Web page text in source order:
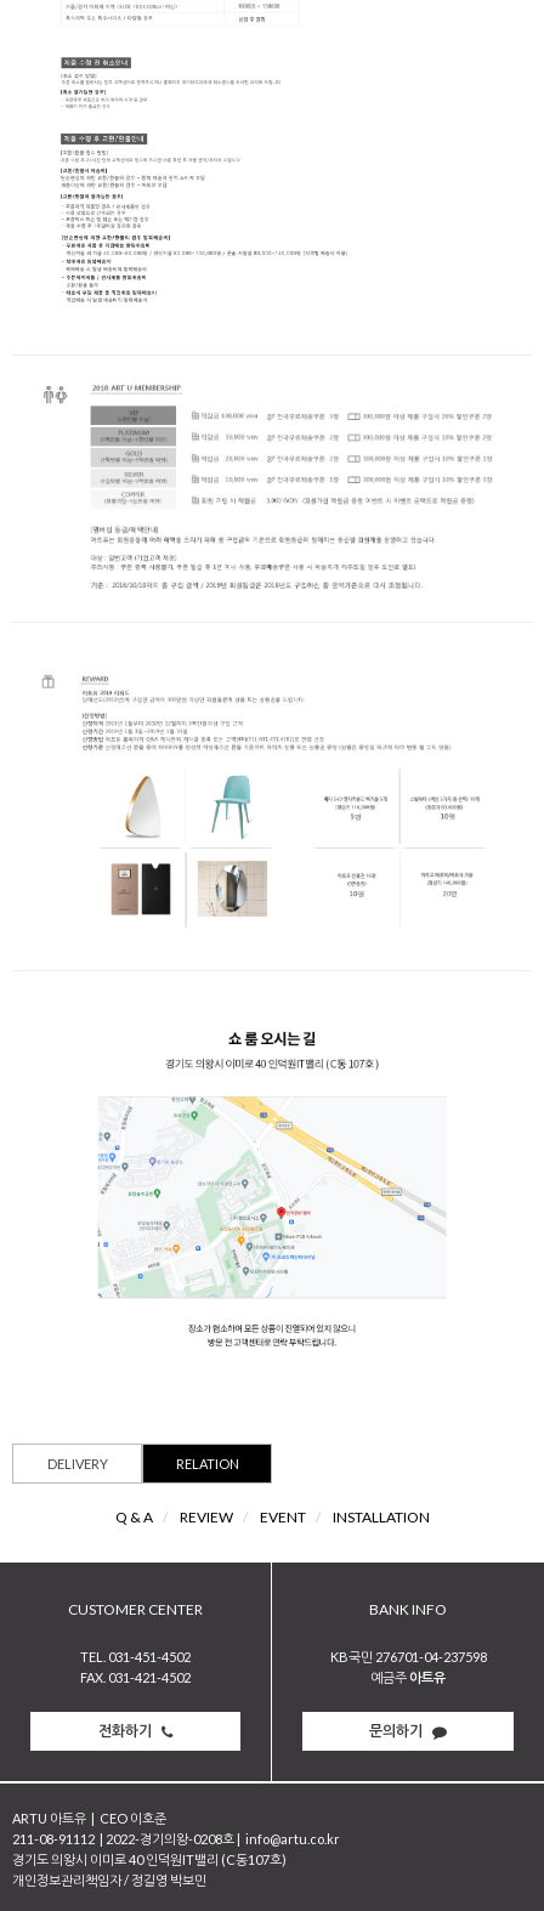
DELIVERY RELATION
Q & A / REVIEW / EVENT / INSTALLATION
CUSTOMER CENTER
TEL. 031-451-4502
FAX. 031-421-4502
전화하기
BANK INFO
KB국민 276701-04-237598
예금주 아트유
문의하기
ARTU 아트유
CEO 이호준
211-08-91112
2022-경기의왕-0208호
info@artu.co.kr
경기도 의왕시 이미로 40 인덕원IT밸리 (C동107호)
개인정보관리책임자 / 정길영 박보민